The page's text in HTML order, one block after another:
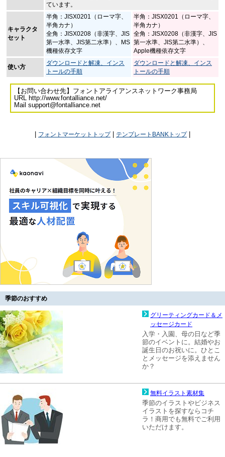
ています。
キャラクタ
セット
半角：JISX0201（ローマ字、
半角カナ）
全角：JISX0208（非漢字、JIS
第一水準、JIS第二水準）、MS
機種依存文字
半角：JISX0201（ローマ字、
半角カナ）
全角：JISX0208（非漢字、JIS
第一水準、JIS第二水準）、
Apple機種依存文字
使い方
ダウンロードと解凍、インス
トールの手順
ダウンロードと解凍、インス
トールの手順
【お問い合わせ先】フォントアライアンスネットワーク事務局
URL http://www.fontalliance.net/
Mail support@fontalliance.net
| フォントマーケットトップ| テンプレートBANKトップ|
季節のおすすめ
グリーティングカード＆メ
ッセージカード
入学・入園、母の日など季
節のイベントに。結婚やお
誕生日のお祝いに。ひとこ
とメッセージを添えません
か？
無料イラスト素材集
季節のイラストやビジネス
イラストを探すならコチ
ラ！商用でも無料でご利用
いただけます。